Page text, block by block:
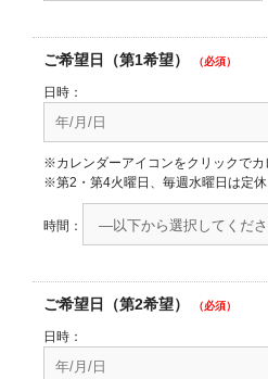
ご希望日（第1希望） （必須）
日時：
※カレンダーアイコンをクリックでカ
※第2・第4火曜日、毎週水曜日は定休
時間：
ご希望日（第2希望） （必須）
日時：